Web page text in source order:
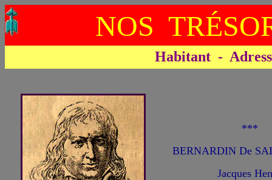
NOS
Habitant -
***
BERNARDIN De
Jacques